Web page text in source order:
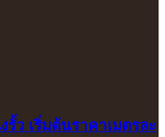
ว เริ่มต้นราคาเมตรละ